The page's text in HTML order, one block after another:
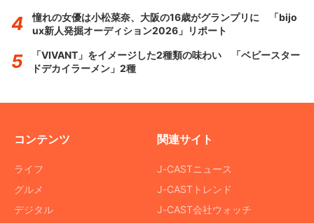
憧れの女優は小松菜奈、大阪の16歳がグランプリに 「bijo
ux新人発掘オーディション2026」リポート
「VIVANT」をイメージした2種類の味わい 「ベビースター
ドデカイラーメン」2種
コンテンツ
ライフ
グルメ
デジタル
関連サイト
J-CASTニュース
J-CASTトレンド
J-CAST会社ウォッチ